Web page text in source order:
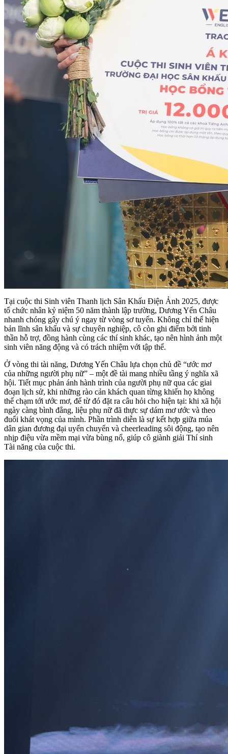
Tại cuộc thi Sinh viên Thanh lịch Sân Khấu Điện Ảnh 2025, được
tổ chức nhân kỷ niệm 50 năm thành lập trường, Dương Yến Châu
nhanh chóng gây chú ý ngay từ vòng sơ tuyển. Không chỉ thể hiện
bản lĩnh sân khấu và sự chuyên nghiệp, cô còn ghi điểm bởi tinh
thần hỗ trợ, đồng hành cùng các thí sinh khác, tạo nên hình ảnh một
sinh viên năng động và có trách nhiệm với tập thể.
Ở vòng thi tài năng, Dương Yến Châu lựa chọn chủ đề “ước mơ
của những người phụ nữ” – một đề tài mang nhiều tầng ý nghĩa xã
hội. Tiết mục phản ánh hành trình của người phụ nữ qua các giai
đoạn lịch sử, khi những rào cản khách quan từng khiến họ không
thể chạm tới ước mơ, để từ đó đặt ra câu hỏi cho hiện tại: khi xã hội
ngày càng bình đẳng, liệu phụ nữ đã thực sự dám mơ ước và theo
đuổi khát vọng của mình. Phần trình diễn là sự kết hợp giữa múa
dân gian đương đại uyển chuyển và cheerleading sôi động, tạo nên
nhịp điệu vừa mềm mại vừa bùng nổ, giúp cô giành giải Thí sinh
Tài năng của cuộc thi.